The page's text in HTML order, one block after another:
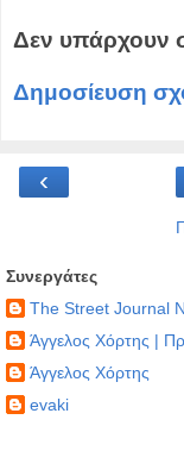
Δεν υπάρχουν
Δημοσίευση
‹
Συνεργάτες
The Street Journal
Άγγελος Χόρτης |
Άγγελος Χόρτης
evaki